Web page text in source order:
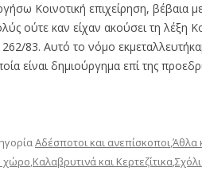
Κοινοτική επιχείρηση, βέβαια
ούτε καν είχαν ακούσει τη λέξη
83. Αυτό το νόμο
είναι δημιούργημα επί της
Αδέσποτοι και ανεπίσκοποι,Άθλα
χώρο,Καλαβρυτινά και Κερτεζίτικα,